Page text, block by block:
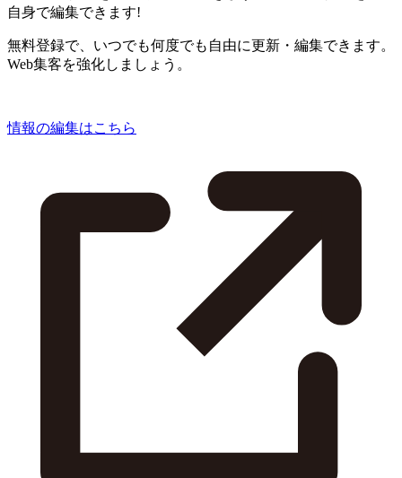
自身で編集できます!
無料登録で、いつでも何度でも自由に更新・編集できます。
Web集客を強化しましょう。
情報の編集はこちら